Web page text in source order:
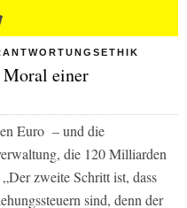
Moral einer
Euro – und die
die 120 Milliarden
zweite Schritt ist, dass
sind, denn der